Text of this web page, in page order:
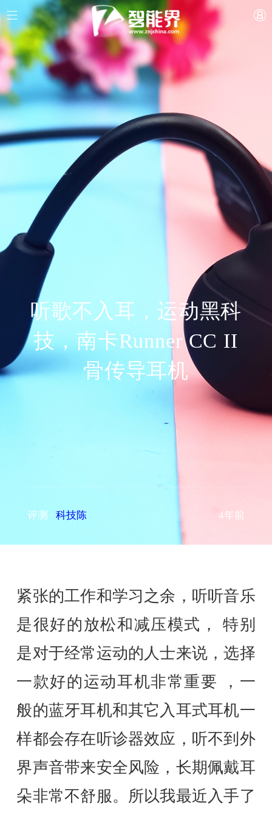
听歌不入耳，运动黑科
技，南卡Runner CC II
骨传导耳机
评测 · 科技陈 4年前
紧张的工作和学习之余，听听音乐
是很好的放松和减压模式， 特别
是对于经常运动的人士来说，选择
一款好的运动耳机非常重要 ，一
般的蓝牙耳机和其它入耳式耳机一
样都会存在听诊器效应，听不到外
界声音带来安全风险，长期佩戴耳
朵非常不舒服。所以我最近入手了